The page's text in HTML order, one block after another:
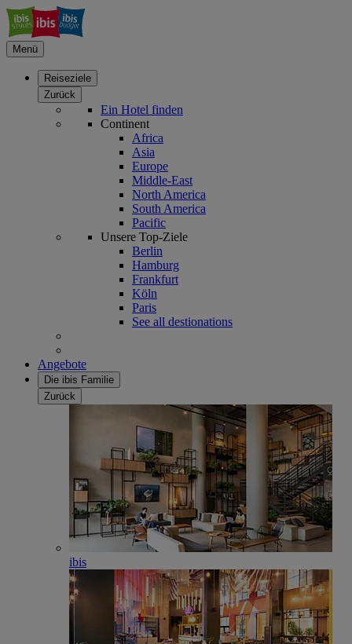
Menü
Reiseziele
Zurück
Ein Hotel finden
Continent
Africa
Asia
Europe
Middle-East
North America
South America
Pacific
Unsere Top-Ziele
Berlin
Hamburg
Frankfurt
Köln
Paris
See all destionations
Angebote
Die ibis Familie
Zurück
ibis